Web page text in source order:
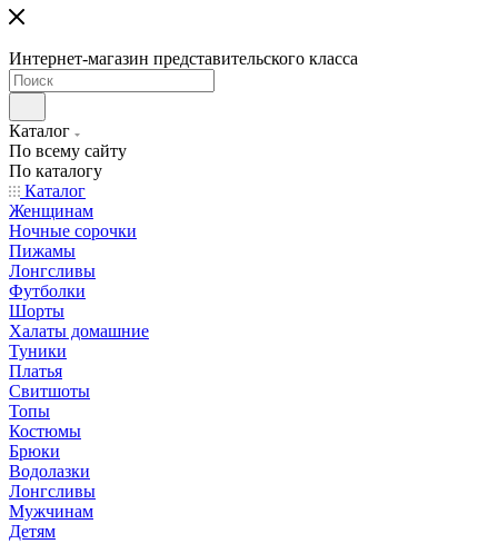
Интернет-магазин представительского класса
Каталог
По всему сайту
По каталогу
Каталог
Женщинам
Ночные сорочки
Пижамы
Лонгсливы
Футболки
Шорты
Халаты домашние
Туники
Платья
Свитшоты
Топы
Костюмы
Брюки
Водолазки
Лонгсливы
Мужчинам
Детям